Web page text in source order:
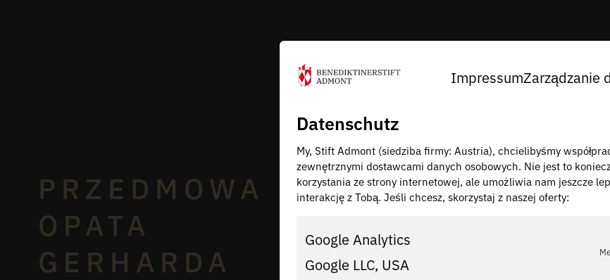
PRZEDMOWA
OPATA
GERHARDA
ImpressumZarządzanie
Datenschutz
My, Stift Admont (siedziba firmy: Austria), chcielibyśmy
zewnętrznymi dostawcami danych osobowych. Nie jest to
korzystania ze strony internetowej, ale umożliwia nam jeszcze
interakcję z Tobą. Jeśli chcesz, skorzystaj z naszej oferty:
Google Analytics
Google LLC, USA